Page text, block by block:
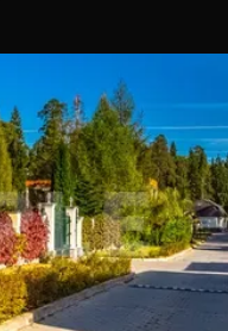
комфорт,природу и
просмотр и